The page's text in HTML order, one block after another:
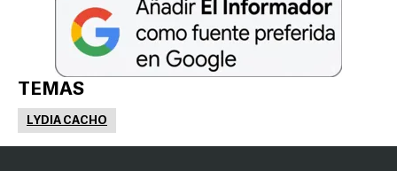
TEMAS
LYDIA CACHO